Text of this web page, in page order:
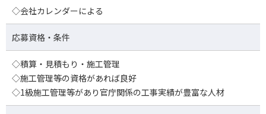
◇会社カレンダーによる
応募資格・条件
◇積算・見積もり・施工管理
◇施工管理等の資格があれば良好
◇1級施工管理等があり官庁関係の工事実績が豊富な人材